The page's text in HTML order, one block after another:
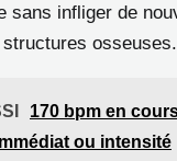
sans infliger de
osseuses.
170 bpm en
ou intensité